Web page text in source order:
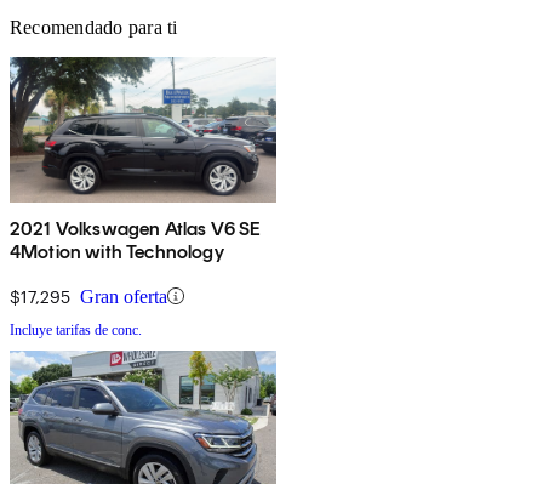
Recomendado para ti
2021 Volkswagen Atlas V6 SE
4Motion with Technology
$17,295 Gran oferta
Incluye tarifas de conc.